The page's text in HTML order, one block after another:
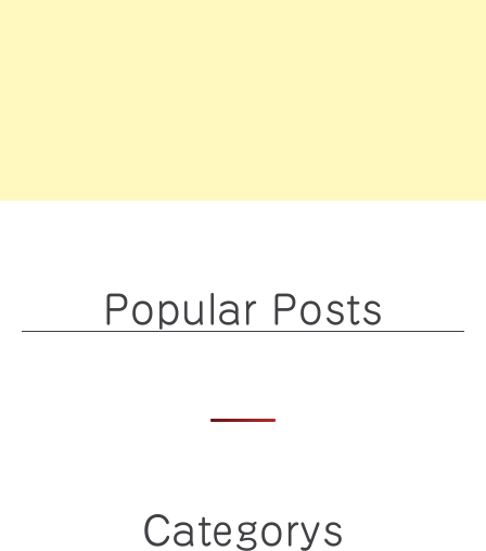
Popular Posts
Categorys